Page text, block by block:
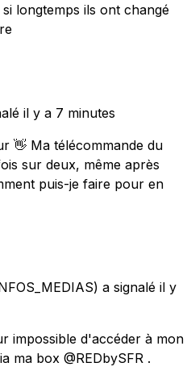
longtemps ils ont changé
il y a 7 minutes
👋 Ma télécommande du
sur deux, même après
puis-je faire pour en
a signalé il y
impossible d'accéder à mon
ma box @REDbySFR .